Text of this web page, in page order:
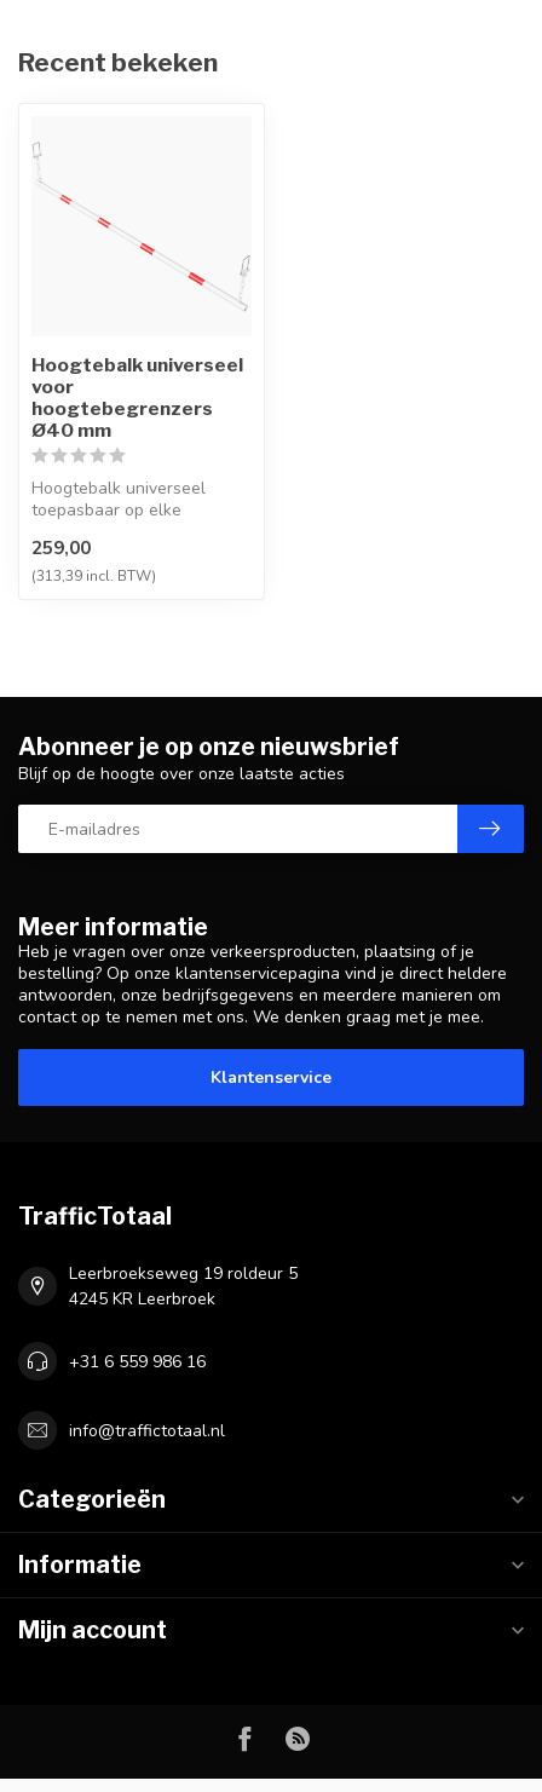
Recent bekeken
Hoogtebalk universeel
voor
hoogtebegrenzers
Ø40 mm
Hoogtebalk universeel
toepasbaar op elke
ketting. Ver...
259,00
(313,39 incl. BTW)
Meer informatie
Heb je vragen over onze verkeersproducten, plaatsing of je
bestelling? Op onze klantenservicepagina vind je direct heldere
antwoorden, onze bedrijfsgegevens en meerdere manieren om
contact op te nemen met ons. We denken graag met je mee.
Klantenservice
Abonneer je op onze nieuwsbrief
Blijf op de hoogte over onze laatste acties
TrafficTotaal
Leerbroekseweg 19 roldeur 5
4245 KR Leerbroek
+31 6 559 986 16
info@traffictotaal.nl
Categorieën
Informatie
Mijn account